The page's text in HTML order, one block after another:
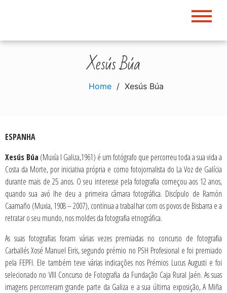
Xesús Búa
Home Xesús Búa
ESPANHA
Xesús Búa(Muxía I Galiza,1961) é um fotógrafo que percorreu toda a sua vida a
Costa da Morte, por iniciativa própria e como fotojornalista do La Voz de Galícia
durante mais de 25 anos. O seu interesse pela fotografia começou aos 12 anos,
quando sua avó lhe deu a primeira câmara fotográfica. Discípulo de Ramón
Caamaño (Muxia, 1908 – 2007), continua a trabalhar com os povos de Bisbarra e a
retratar o seu mundo, nos moldes da fotografia etnográfica.
As suas fotografias foram várias vezes premiadas no concurso de fotografia
Carballés Xosé Manuel Eiris, segundo prémio no PSH Profesional e foi premiado
pela FEPFI. Ele também teve várias indicações nos Prémios Lucus Augusti e foi
selecionado no VIII Concurso de Fotografia da Fundação Caja Rural Jaén. As suas
imagens percorreram grande parte da Galiza e a sua última exposição, A Miña